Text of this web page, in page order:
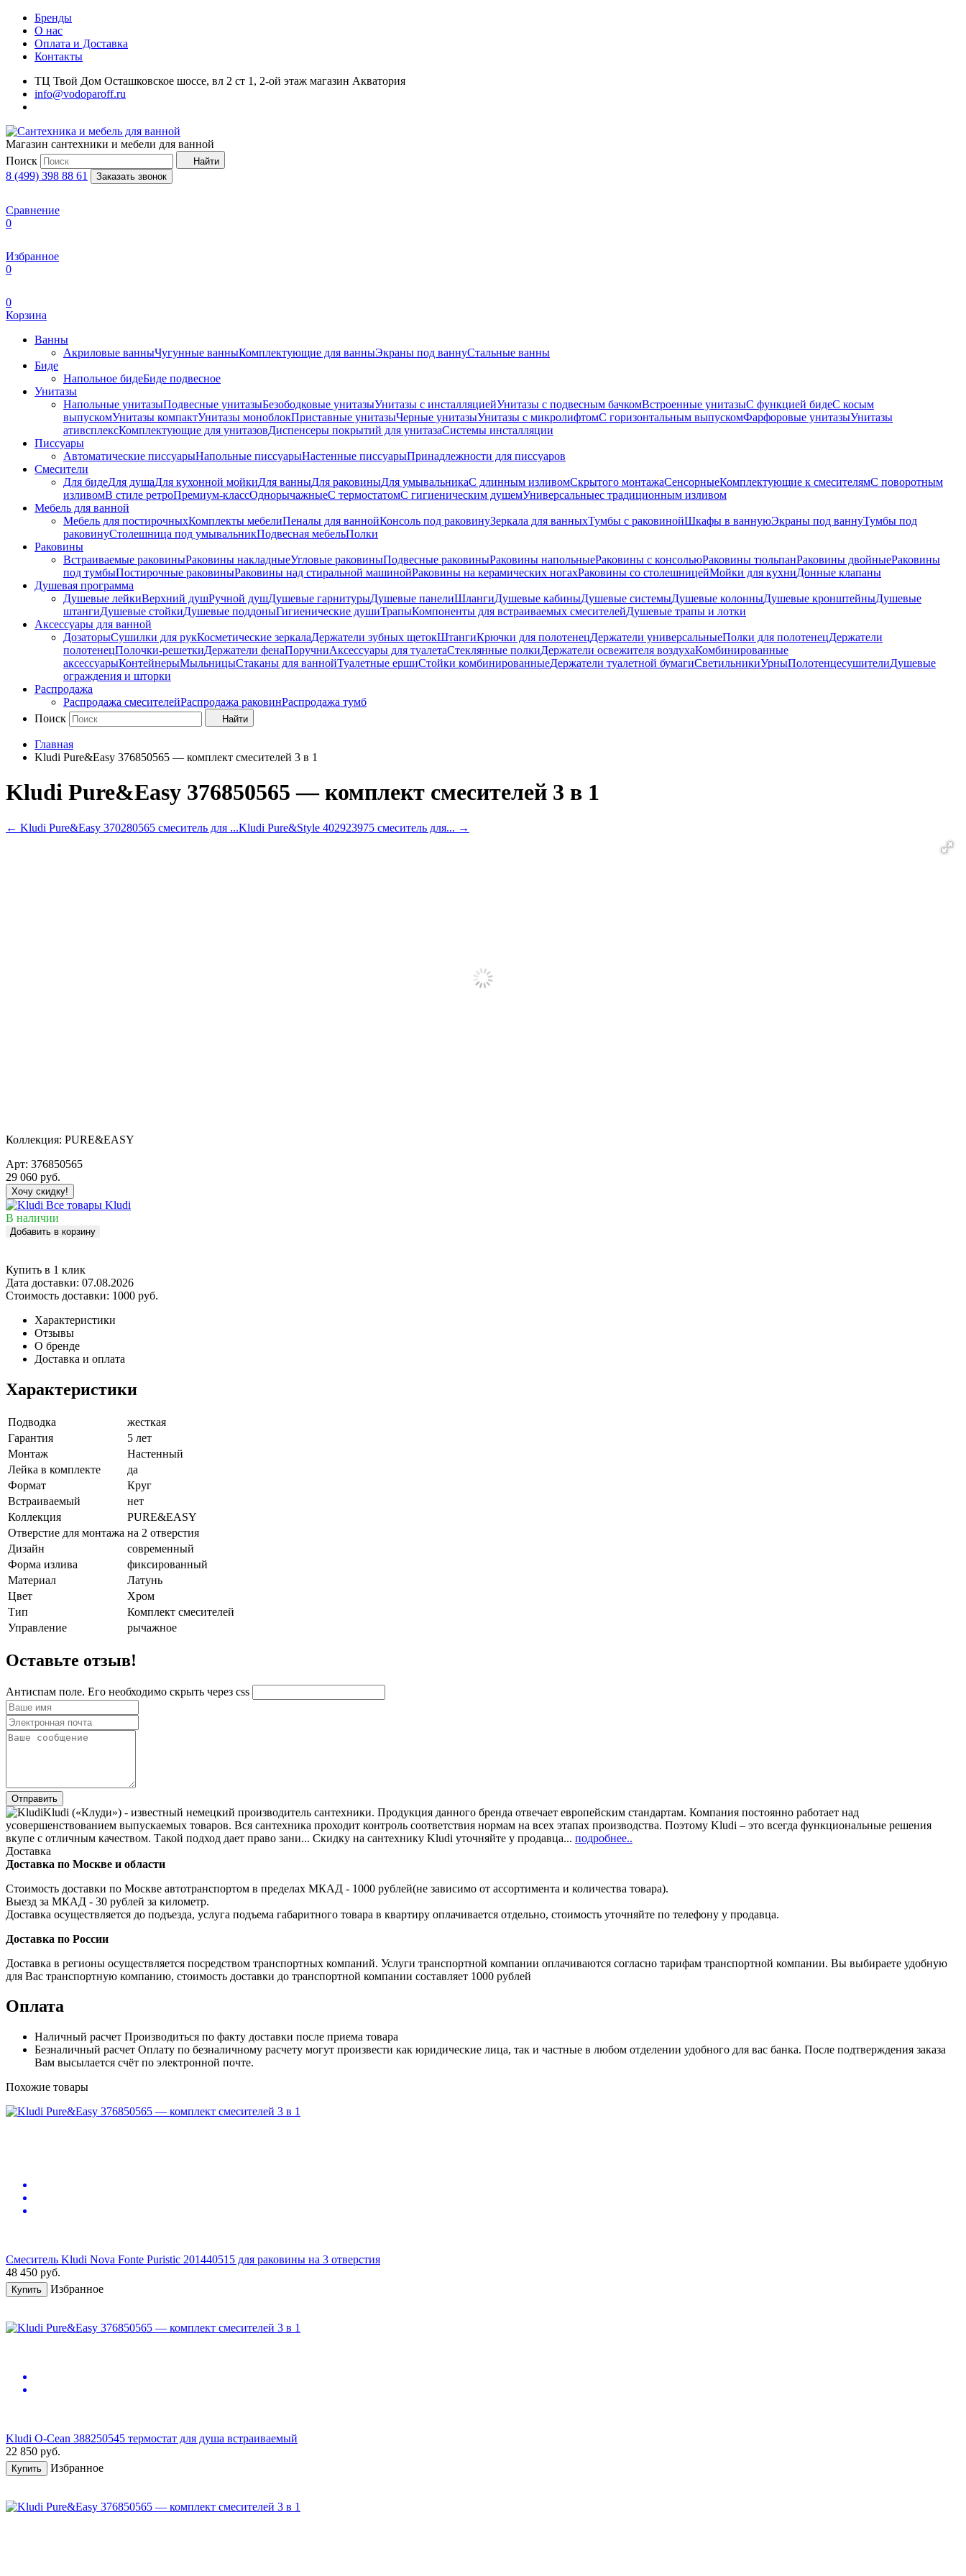
Бренды
О нас
Оплата и Доставка
Контакты
ТЦ Твой Дом Осташковское шоссе, вл 2 ст 1, 2-ой этаж магазин Акватория
info@vodoparoff.ru
Магазин сантехники и мебели для ванной
Поиск
Найти
8 (499) 398 88 61 Заказать звонок
Сравнение
0
Избранное
0
0
Корзина
Ванны
Акриловые ванныЧугунные ванныКомплектующие для ванныЭкраны под ваннуСтальные ванны
Биде
Напольное бидеБиде пoдвеснoе
Унитазы
Напольные унитазыПодвесные унитазыБезободковые унитазыУнитазы с инсталляциейУнитазы с подвесным бачкомВстроенные унитазыС функцией бидеС косым
выпускомУнитазы компактУнитазы моноблокПриставные унитазыЧерные унитазыУнитазы с микролифтомC горизонтальным выпускомФарфоровые унитазыУнитазы
ативсплексКомплектующие для унитазовДиспенсеры покрытий для унитазаСистемы инсталляции
Писсуары
Автоматические писсуарыНапольные писсуарыНастенные писсуарыПринадлежности для писсуаров
Смесители
Для бидеДля душаДля кухонной мойкиДля ванныДля раковиныДля умывальникаС длинным изливомСкрытого монтажаСенсорныеКомплектующие к смесителямС поворотным
изливомВ стиле ретроПремиум-классОднорычажныеС термостатомС гигиеническим душемУниверсальныес традиционным изливом
Мебель для ванной
Мебель для постирочныхКомплекты мебелиПеналы для ваннойКонсоль под раковинуЗеркала для ванныхТумбы с раковинойШкафы в ваннуюЭкраны под ваннуТумбы под
раковинуСтолешница под умывальникПодвесная мебельПолки
Раковины
Встраиваемые раковиныРаковины накладныеУгловые раковиныПодвесные раковиныРаковины напольныеРаковины с консольюРаковины тюльпанРаковины двойныеРаковины
под тумбыПостирочные раковиныРаковины над стиральной машинойРаковины на керамических ногахРаковины со столешницейМойки для кухниДонные клапаны
Душевая программа
Душевые лейкиВерхний душРучной душДушевые гарнитурыДушевые панелиШлангиДушевые кабиныДушевые системыДушевые колонныДушевые кронштейныДушевые
штангиДушевые стойкиДушевые поддоныГигиенические душиТрапыКомпоненты для встраиваемых смесителейДушевые трапы и лотки
Аксессуары для ванной
ДозаторыСушилки для рукКосметические зеркалаДержатели зубных щетокШтангиКрючки для полотенецДержатели универсальныеПолки для полотенецДержатели
полотенецПолочки-решеткиДержатели фенаПоручниАксессуары для туалетаСтеклянные полкиДержатели освежителя воздухаКомбинированные
аксессуарыКонтейнерыМыльницыСтаканы для ваннойТуалетные ершиСтойки комбинированныеДержатели туалетной бумагиСветильникиУрныПолотенцесушителиДушевые
ограждения и шторки
Распродажа
Распродажа смесителейРаспродажа раковинРаспродажа тумб
Поиск
Найти
Главная
Kludi Pure&Easy 376850565 — комплект смесителей 3 в 1
Kludi Pure&Easy 376850565 — комплект смесителей 3 в 1
← Kludi Pure&Easy 370280565 смеситель для ...Kludi Pure&Style 402923975 смеситель для... →
Коллекция: PURE&EASY
Арт: 376850565
29 060 руб.
Хочу скидку!
Все товары Kludi
В наличии
Добавить в корзину
Купить в 1 клик
Дата доставки: 07.08.2026
Стоимость доставки: 1000 руб.
Характеристики
Отзывы
О бренде
Доставка и оплата
Характеристики
Подводка
жесткая
Гарантия
5 лет
Монтаж
Настенный
Лейка в комплекте
да
Формат
Круг
Встраиваемый
нет
Коллекция
PURE&EASY
Отверстие для монтажа на 2 отверстия
Дизайн
современный
Форма излива
фиксированный
Материал
Латунь
Цвет
Хром
Тип
Комплект смесителей
Управление
рычажное
Оставьте отзыв!
Антиспам поле. Его необходимо скрыть через css
Kludi («Клуди») - известный немецкий производитель сантехники. Продукция данного бренда отвечает европейским стандартам. Компания постоянно работает над
усовершенствованием выпускаемых товаров. Вся сантехника проходит контроль соответствия нормам на всех этапах производства. Поэтому Kludi – это всегда функциональные решения
вкупе с отличным качеством. Такой подход дает право зани... Скидку на сантехнику Kludi уточняйте у продавца... подробнее..
Доставка
Доставка по Москве и области
Стоимость доставки по Москве автотранспортом в пределах МКАД - 1000 рублей(не зависимо от ассортимента и количества товара).
Выезд за МКАД - 30 рублей за километр.
Доставка осуществляется до подъезда, услуга подъема габаритного товара в квартиру оплачивается отдельно, стоимость уточняйте по телефону у продавца.
Доставка по России
Доставка в регионы осуществляется посредством транспортных компаний. Услуги транспортной компании оплачиваются согласно тарифам транспортной компании. Вы выбираете удобную
для Вас транспортную компанию, стоимость доставки до транспортной компании составляет 1000 рублей
Оплата
Наличный расчет Производиться по факту доставки после приема товара
Безналичный расчет Оплату по безналичному расчету могут произвести как юридические лица, так и частные в любом отделении удобного для вас банка. После подтверждения заказа
Вам высылается счёт по электронной почте.
Похожие товары
Смеситель Kludi Nova Fonte Puristic 201440515 для раковины на 3 отверстия
48 450 руб.
Купить Избранное
Kludi O-Cean 388250545 термостат для душа встраиваемый
22 850 руб.
Купить Избранное